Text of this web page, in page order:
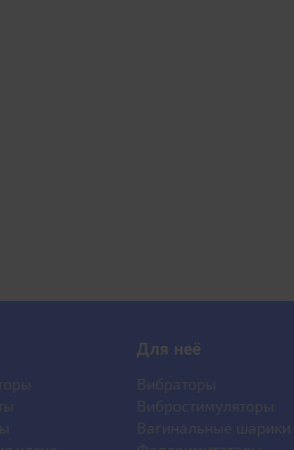
Для неё